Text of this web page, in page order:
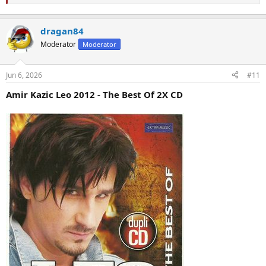
dragan84
Moderator Moderator
Jun 6, 2026 #11
Amir Kazic Leo 2012 - The Best Of 2X CD